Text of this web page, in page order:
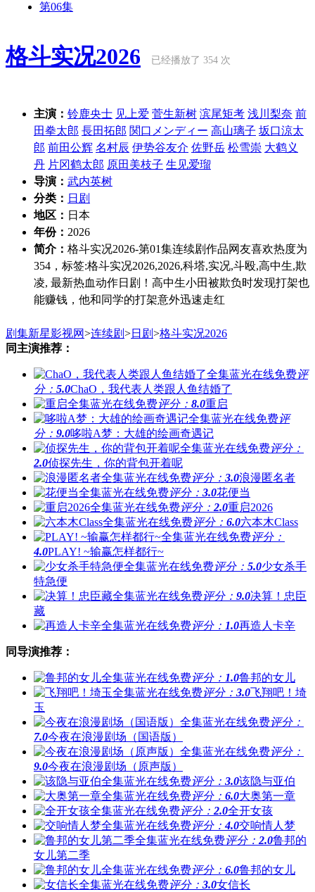
第06集
格斗实况2026 已经播放了 354 次
主演： 铃鹿央士 见上爱 菅生新树 滨尾矩考 浅川梨奈 前
田拳太郎 長田拓郎 関口メンディー 高山璃子 坂口涼太
郎 前田公辉 名村辰 伊势谷友介 佐野岳 松雪崇 大鹤义
丹 片冈鹤太郎 原田美枝子 生见爱瑠
导演： 武内英树
分类： 日剧
地区： 日本
年份： 2026
简介： 格斗实况2026-第01集连续剧作品网友喜欢热度为
354，标签:格斗实况2026,2026,科塔,实况,斗殴,高中生,欺
凌, 最新热血动作日剧！高中生小田被欺负时发现打架也
能赚钱，他和同学的打架意外迅速走红
剧集新星影视网>连续剧>日剧>格斗实况2026
同主演推荐：
评
分： 5.0ChaO，我代表人类跟人鱼结婚了
评分： 8.0重启
评
分： 9.0哆啦A梦：大雄的绘画奇遇记
评分：
2.0侦探先生，你的背包开着呢
评分： 3.0浪漫匿名者
评分： 3.0花便当
评分： 2.0重启2026
评分： 6.0六本木Class
评分：
4.0PLAY! ~输赢怎样都行~
评分： 5.0少女杀手
特急便
评分： 9.0决算！忠臣
藏
评分： 1.0再造人卡辛
同导演推荐：
评分： 1.0鲁邦的女儿
评分： 3.0飞翔吧！埼
玉
评分：
7.0今夜在浪漫剧场（国语版）
评分：
9.0今夜在浪漫剧场（原声版）
评分： 3.0该隐与亚伯
评分： 6.0大奥第一章
评分： 2.0全开女孩
评分：4.0交响情人梦
评分： 2.0鲁邦的
女儿第二季
评分： 6.0鲁邦的女儿
评分： 3.0女信长